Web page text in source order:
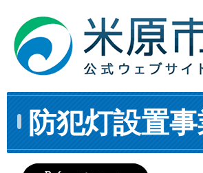
防犯灯設置